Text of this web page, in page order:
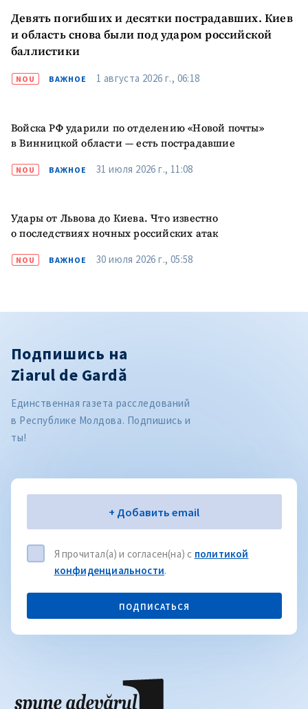
Девять погибших и десятки пострадавших. Киев
и область снова были под ударом российской
баллистики
NOU ВАЖНОЕ 1 августа 2026 г., 06:18
Войска РФ ударили по отделению «Новой почты»
в Винницкой области — есть пострадавшие
NOU ВАЖНОЕ 31 июля 2026 г., 11:08
Удары от Львова до Киева. Что известно
о последствиях ночных российских атак
NOU ВАЖНОЕ 30 июля 2026 г., 05:58
Подпишись на
Ziarul de Gardă
Единственная газета расследований
в Республике Молдова. Подпишись и
ты!
Электронная почта+ Добавить email
Я прочитал(а) и согласен(на) с политикой
конфиденциальности.
ПОДПИСАТЬСЯ